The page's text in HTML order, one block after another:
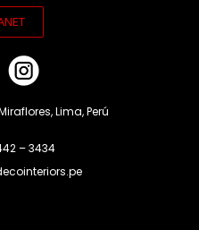
Lima, Perú
– 3434